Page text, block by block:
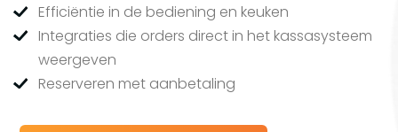
Efficiëntie in de bediening en keuken
Integraties die orders direct in het kassasysteem
weergeven
Reserveren met aanbetaling